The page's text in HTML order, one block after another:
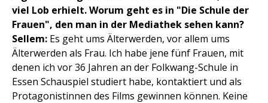
viel Lob erhielt. Worum geht es in "Die Schule der
Frauen", den man in der Mediathek sehen kann?
Sellem: Es geht ums Älterwerden, vor allem ums
Älterwerden als Frau. Ich habe jene fünf Frauen, mit
denen ich vor 36 Jahren an der Folkwang-Schule in
Essen Schauspiel studiert habe, kontaktiert und als
Protagonistinnen des Films gewinnen können. Keine